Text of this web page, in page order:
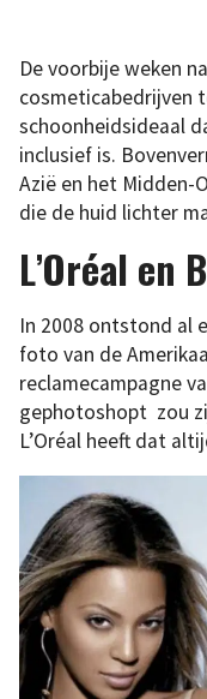
De voorbije weken
cosmeticabedrijven
schoonheidsideaal
inclusief is.
Azië en het Midden-
die de huid lichter
L’Oréal en
In 2008 ontstond al
foto van de
reclamecampagne
gephotoshopt zou
L’Oréal heeft dat